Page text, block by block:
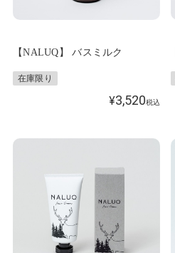
【NALUQ】 バスミルク
在庫限り
¥3,520税込